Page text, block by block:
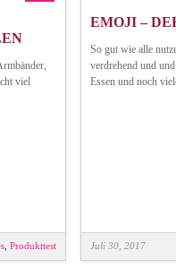
viel
Produkttest
EMOJI –
So gut wie alle
verdrehend und
Essen und noch
Juli 30, 2017